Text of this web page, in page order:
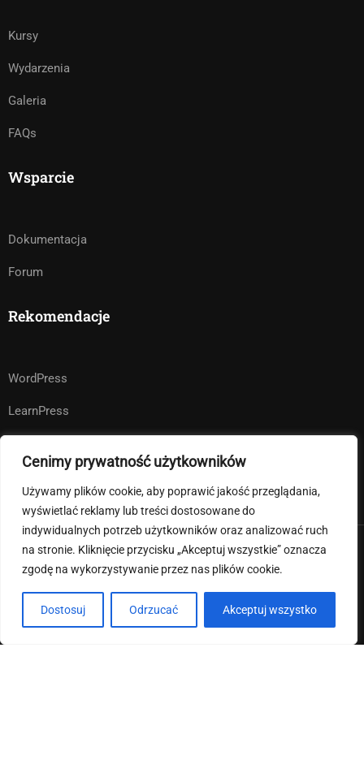
Cenimy prywatność użytkowników
Używamy plików cookie, aby poprawić jakość przeglądania,
wyświetlać reklamy lub treści dostosowane do
indywidualnych potrzeb użytkowników oraz analizować ruch
na stronie. Kliknięcie przycisku „Akceptuj wszystkie” oznacza
zgodę na wykorzystywanie przez nas plików cookie.
Dostosuj Odrzucać Akceptuj wszystko
Kursy
Wydarzenia
Galeria
FAQs
Wsparcie
Dokumentacja
Forum
Rekomendacje
WordPress
LearnPress
Premium LMS & Online Education WordPress Theme
Klauzula informacyjna RODO
Deklaracja dostępności
Regulamin strony internetowej i pliki cookies